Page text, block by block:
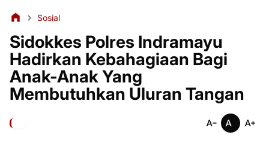
Sosial
Sidokkes Polres Indramayu
Hadirkan Kebahagiaan Bagi
Anak-Anak Yang
Membutuhkan Uluran Tangan